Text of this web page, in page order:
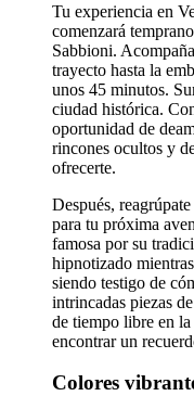
Tu experiencia en
comenzará
Sabbioni.
trayecto hasta la
unos 45 minutos.
ciudad histórica.
oportunidad de
rincones ocultos y
ofrecerte.
Después,
para tu próxima
famosa por su
hipnotizado
siendo testigo de
intrincadas piezas
de tiempo libre en
encontrar un
Colores